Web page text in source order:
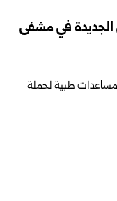
الجديدة في مشفى